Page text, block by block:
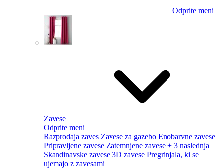
Odprite meni
Zavese
Odprite meni
Razprodaja zaves Zavese za gazebo Enobarvne zavese
Pripravljene zavese Zatemnjene zavese + 3 naslednja
Skandinavske zavese 3D zavese Pregrinjala, ki se
ujemajo z zavesami